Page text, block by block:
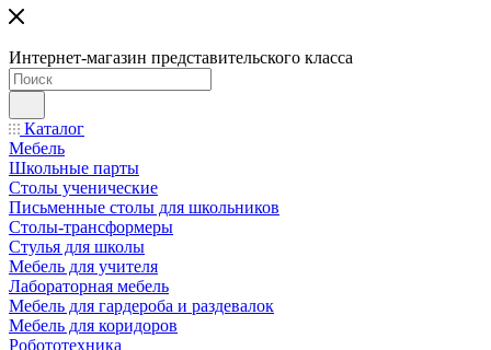
Интернет-магазин представительского класса
Каталог
Мебель
Школьные парты
Столы ученические
Письменные столы для школьников
Столы-трансформеры
Стулья для школы
Мебель для учителя
Лабораторная мебель
Мебель для гардероба и раздевалок
Мебель для коридоров
Робототехника